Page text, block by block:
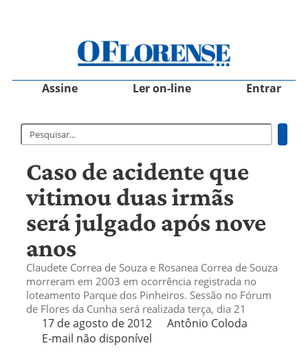
Assine Ler on-line Entrar
Caso de acidente que
vitimou duas irmãs
será julgado após nove
anos
Claudete Correa de Souza e Rosanea Correa de Souza
morreram em 2003 em ocorrência registrada no
loteamento Parque dos Pinheiros. Sessão no Fórum
de Flores da Cunha será realizada terça, dia 21
17 de agosto de 2012
Antônio Coloda
E-mail não disponível